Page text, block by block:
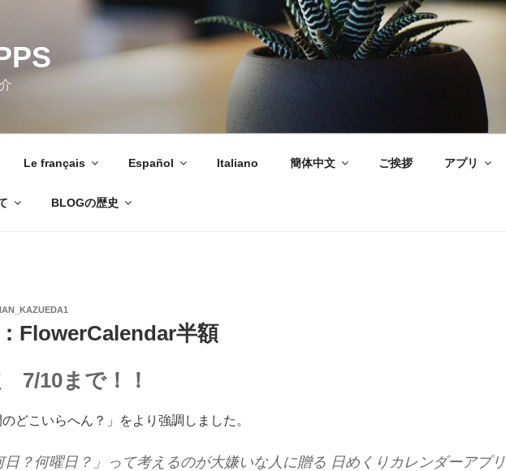
Le français Español Italiano 簡体中文 ご挨拶 アプリ
BLOGの歴史
FlowerCalendar半額
7/10まで！！
のどこいらへん？」をより強調しました。
日？何曜日？」って考えるのが大嫌いな人に贈る 日めくりカレンダーアプリ